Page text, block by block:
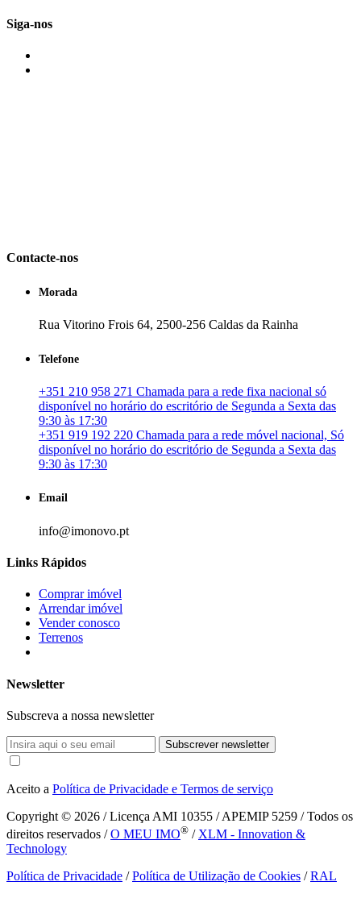
Siga-nos
Contacte-nos
Morada
Rua Vitorino Frois 64, 2500-256 Caldas da Rainha
Telefone
+351 210 958 271 Chamada para a rede fixa nacional só
disponível no horário do escritório de Segunda a Sexta das
9:30 às 17:30
+351 919 192 220 Chamada para a rede móvel nacional, Só
disponível no horário do escritório de Segunda a Sexta das
9:30 às 17:30
Email
info@imonovo.pt
Links Rápidos
Comprar imóvel
Arrendar imóvel
Vender conosco
Terrenos
Newsletter
Subscreva a nossa newsletter
Subscrever newsletter
Aceito a Política de Privacidade e Termos de serviço
Copyright © 2026 / Licença AMI 10355 / APEMIP 5259 / Todos os
direitos reservados /O MEU IMO® / XLM - Innovation &
Technology
Política de Privacidade /Política de Utilização de Cookies /RAL